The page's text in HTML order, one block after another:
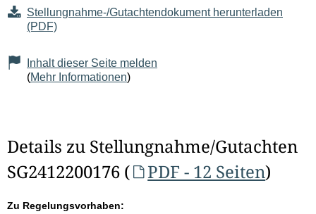
Stellungnahme-/Gutachtendokument herunterladen
(PDF)
Inhalt dieser Seite melden
(Mehr Informationen)
Details zu Stellungnahme/Gutachten
SG2412200176 (
PDF - 12 Seiten)
Zu Regelungsvorhaben: